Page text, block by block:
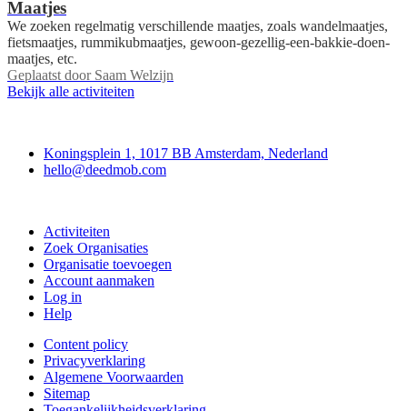
Maatjes
We zoeken regelmatig verschillende maatjes, zoals wandelmaatjes,
fietsmaatjes, rummikubmaatjes, gewoon-gezellig-een-bakkie-doen-
maatjes, etc.
Geplaatst door Saam Welzijn
Bekijk alle activiteiten
Koningsplein 1, 1017 BB Amsterdam, Nederland
hello@deedmob.com
Activiteiten
Zoek Organisaties
Organisatie toevoegen
Account aanmaken
Log in
Help
Content policy
Privacyverklaring
Algemene Voorwaarden
Sitemap